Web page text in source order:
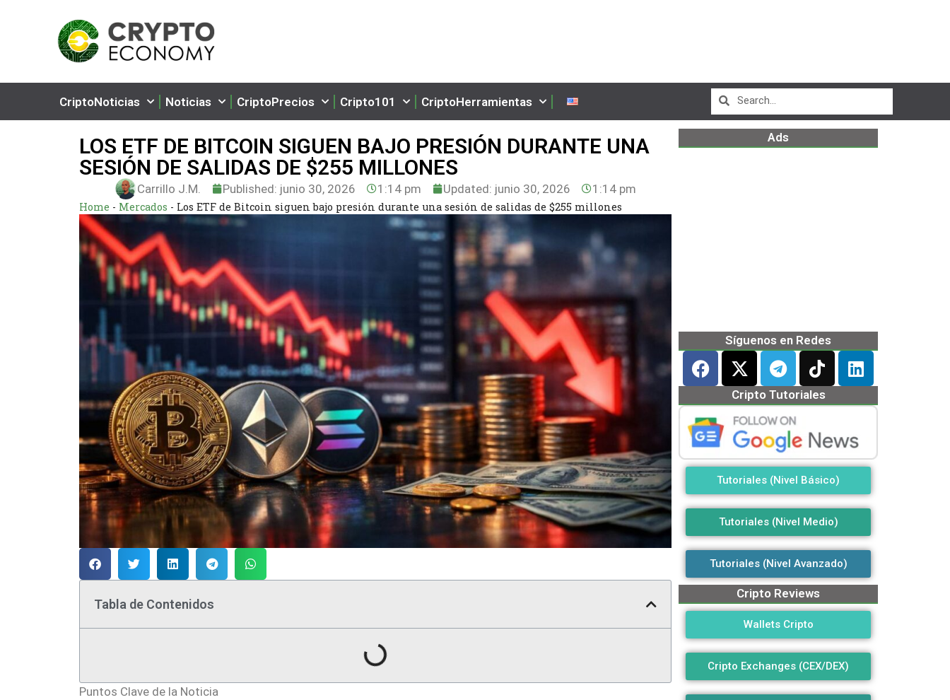
CriptoNoticias Noticias CriptoPrecios Cripto101 CriptoHerramientas
LOS ETF DE BITCOIN SIGUEN BAJO PRESIÓN DURANTE UNA
SESIÓN DE SALIDAS DE $255 MILLONES
Carrillo J.M. Published: junio 30, 2026 1:14 pm Updated: junio 30, 2026 1:14 pm
Home - Mercados - Los ETF de Bitcoin siguen bajo presión durante una sesión de salidas de $255 millones
Tabla de Contenidos
Puntos Clave de la Noticia
Ads
Síguenos en Redes
Cripto Tutoriales
Tutoriales (Nivel Básico)
Tutoriales (Nivel Medio)
Tutoriales (Nivel Avanzado)
Cripto Reviews
Wallets Cripto
Cripto Exchanges (CEX/DEX)